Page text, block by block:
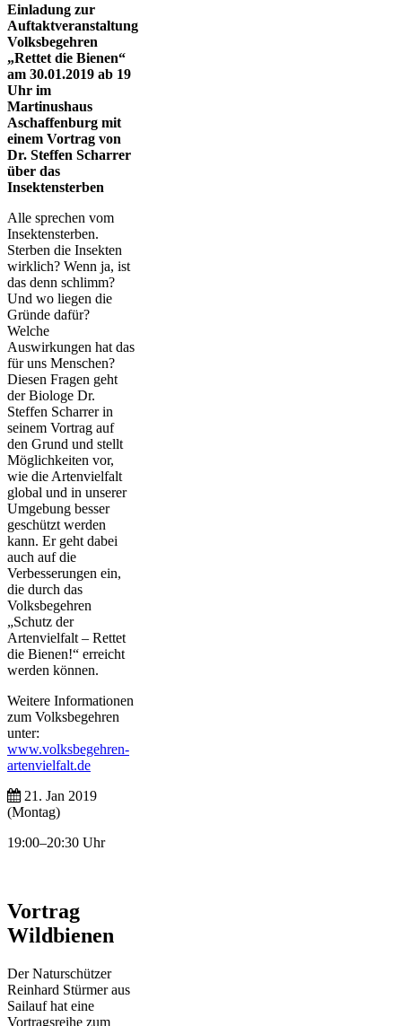
Einladung zur
Auftaktveranstaltung
Volksbegehren
„Rettet die Bienen“
am 30.01.2019 ab 19
Uhr im
Martinushaus
Aschaffenburg mit
einem Vortrag von
Dr. Steffen Scharrer
über das
Insektensterben
Alle sprechen vom
Insektensterben.
Sterben die Insekten
wirklich? Wenn ja, ist
das denn schlimm?
Und wo liegen die
Gründe dafür?
Welche
Auswirkungen hat das
für uns Menschen?
Diesen Fragen geht
der Biologe Dr.
Steffen Scharrer in
seinem Vortrag auf
den Grund und stellt
Möglichkeiten vor,
wie die Artenvielfalt
global und in unserer
Umgebung besser
geschützt werden
kann. Er geht dabei
auch auf die
Verbesserungen ein,
die durch das
Volksbegehren
„Schutz der
Artenvielfalt – Rettet
die Bienen!“ erreicht
werden können.
Weitere Informationen
zum Volksbegehren
unter:
www.volksbegehren-
artenvielfalt.de
21. Jan 2019
(Montag)
19:00–20:30 Uhr
Vortrag
Wildbienen
Der Naturschützer
Reinhard Stürmer aus
Sailauf hat eine
Vortragsreihe zum